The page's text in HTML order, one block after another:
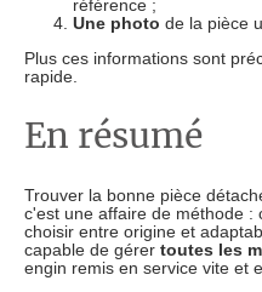
référence ;
Une photo de la pièce
Plus ces informations sont
rapide.
En résumé
Trouver la bonne pièce
c'est une affaire de méthode :
choisir entre origine et
capable de gérer toutes les
engin remis en service vite et